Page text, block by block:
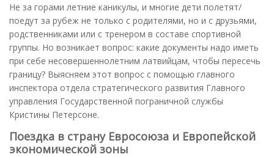
Не за горами летние каникулы, и многие дети полетят/
поедут за рубеж не только с родителями, но и с друзьями,
родственниками или с тренером в составе спортивной
группы. Но возникает вопрос: какие документы надо иметь
при себе несовершеннолетним латвийцам, чтобы пересечь
границу? Выясняем этот вопрос с помощью главного
инспектора отдела стратегического развития Главного
управления Государственной пограничной службы
Кристины Петерсоне.
Поездка в страну Евросоюза и Европейской
экономической зоны